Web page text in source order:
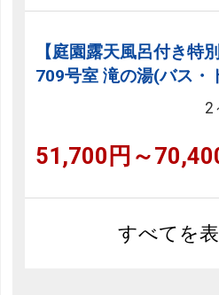
【庭園露天風呂付き特
709号室 滝の湯(バス・
2
51,700円～
すべてを